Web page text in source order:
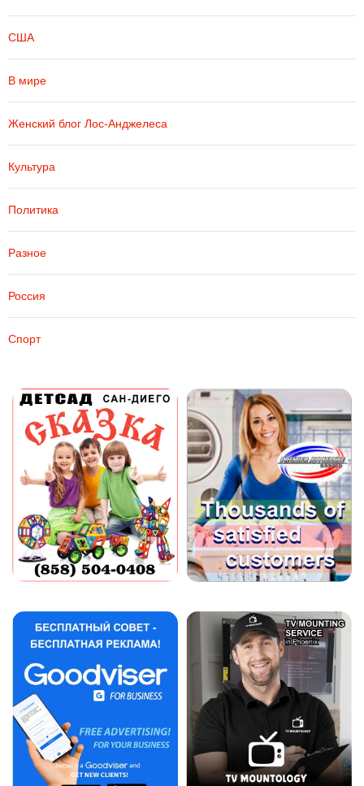
США
В мире
Женский блог Лос-Анджелеса
Культура
Политика
Разное
Россия
Спорт